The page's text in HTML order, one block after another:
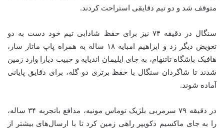
متوقف شد و دو تیم دقایقی استراحت کردند.
سنگال در دقیقه ۷۴ نیز برای حفظ شادابی تیم خود دست به دو
تعویض دیگر زد و ابراهیم امبایه ۱۸ ساله به همراه پاپ ماتار سار،
هافبک باشگاه تاتنهام، به جای ایلیمان اندیایه و حبیب دیارا وارد زمین
شدند تا شاگردان سنگال با حفظ برتری دو گله، برای دقایق پایانی
آماده شوند.
در دقیقه ۷۹ سرمربی بلژیک توماس مونیه، مدافع باتجربه ۳۴ ساله،
را به جای ماکسیم دکویپر راهی زمین کرد تا با ارسال‌های بیشتر از